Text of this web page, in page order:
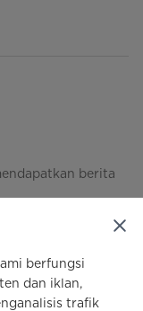
berita
Andaprivacy-
berfungsi
dan iklan,
trafik